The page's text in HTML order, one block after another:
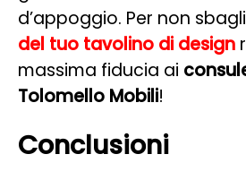
d’appoggio. Per non
del tuo tavolino di design
massima fiducia ai
Tolomello Mobili!
Conclusioni